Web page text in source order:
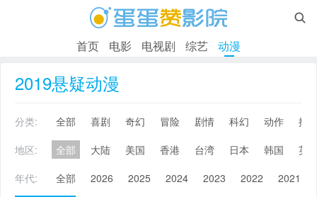

首页 电影 电视剧 综艺 动漫
2019悬疑动漫
分类: 全部 喜剧 奇幻 冒险 剧情 科幻 动作
搞
地区:
全部 大陆 美国 香港 台湾 日本 韩国
英
年代:
全部 2026 2025 2024 2023 2022 2021